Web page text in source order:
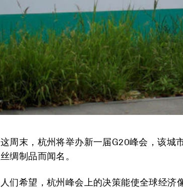
这周末，杭州将举办新一届G20峰会，该城
丝绸制品而闻名。
人们希望，杭州峰会上的决策能使全球经济